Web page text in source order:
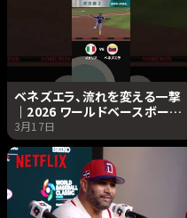
ベネズエラ、流れを変える一撃
｜2026 ワールドベースボール
クラシック | Netflix Japan
3月17日